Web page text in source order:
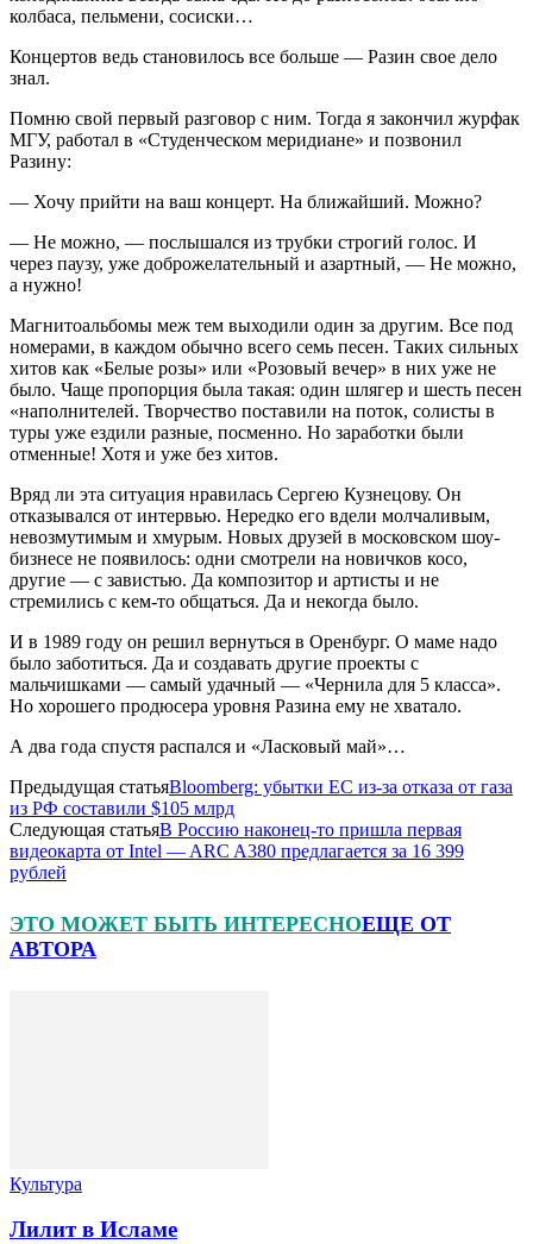
колбаса, пельмени, сосиски…
Концертов ведь становилось все больше — Разин свое дело
знал.
Помню свой первый разговор с ним. Тогда я закончил журфак
МГУ, работал в «Студенческом меридиане» и позвонил
Разину:
— Хочу прийти на ваш концерт. На ближайший. Можно?
— Не можно, — послышался из трубки строгий голос. И
через паузу, уже доброжелательный и азартный, — Не можно,
а нужно!
Магнитоальбомы меж тем выходили один за другим. Все под
номерами, в каждом обычно всего семь песен. Таких сильных
хитов как «Белые розы» или «Розовый вечер» в них уже не
было. Чаще пропорция была такая: один шлягер и шесть песен
«наполнителей. Творчество поставили на поток, солисты в
туры уже ездили разные, посменно. Но заработки были
отменные! Хотя и уже без хитов.
Вряд ли эта ситуация нравилась Сергею Кузнецову. Он
отказывался от интервью. Нередко его вдели молчаливым,
невозмутимым и хмурым. Новых друзей в московском шоу-
бизнесе не появилось: одни смотрели на новичков косо,
другие — с завистью. Да композитор и артисты и не
стремились с кем-то общаться. Да и некогда было.
И в 1989 году он решил вернуться в Оренбург. О маме надо
было заботиться. Да и создавать другие проекты с
мальчишками — самый удачный — «Чернила для 5 класса».
Но хорошего продюсера уровня Разина ему не хватало.
А два года спустя распался и «Ласковый май»…
Предыдущая статьяBloomberg: убытки ЕС из-за отказа от газа
из РФ составили $105 млрд
Следующая статьяВ Россию наконец-то пришла первая
видеокарта от Intel — ARC A380 предлагается за 16 399
рублей
ЭТО МОЖЕТ БЫТЬ ИНТЕРЕСНОЕЩЕ ОТ
АВТОРА
Культура
Лилит в Исламе